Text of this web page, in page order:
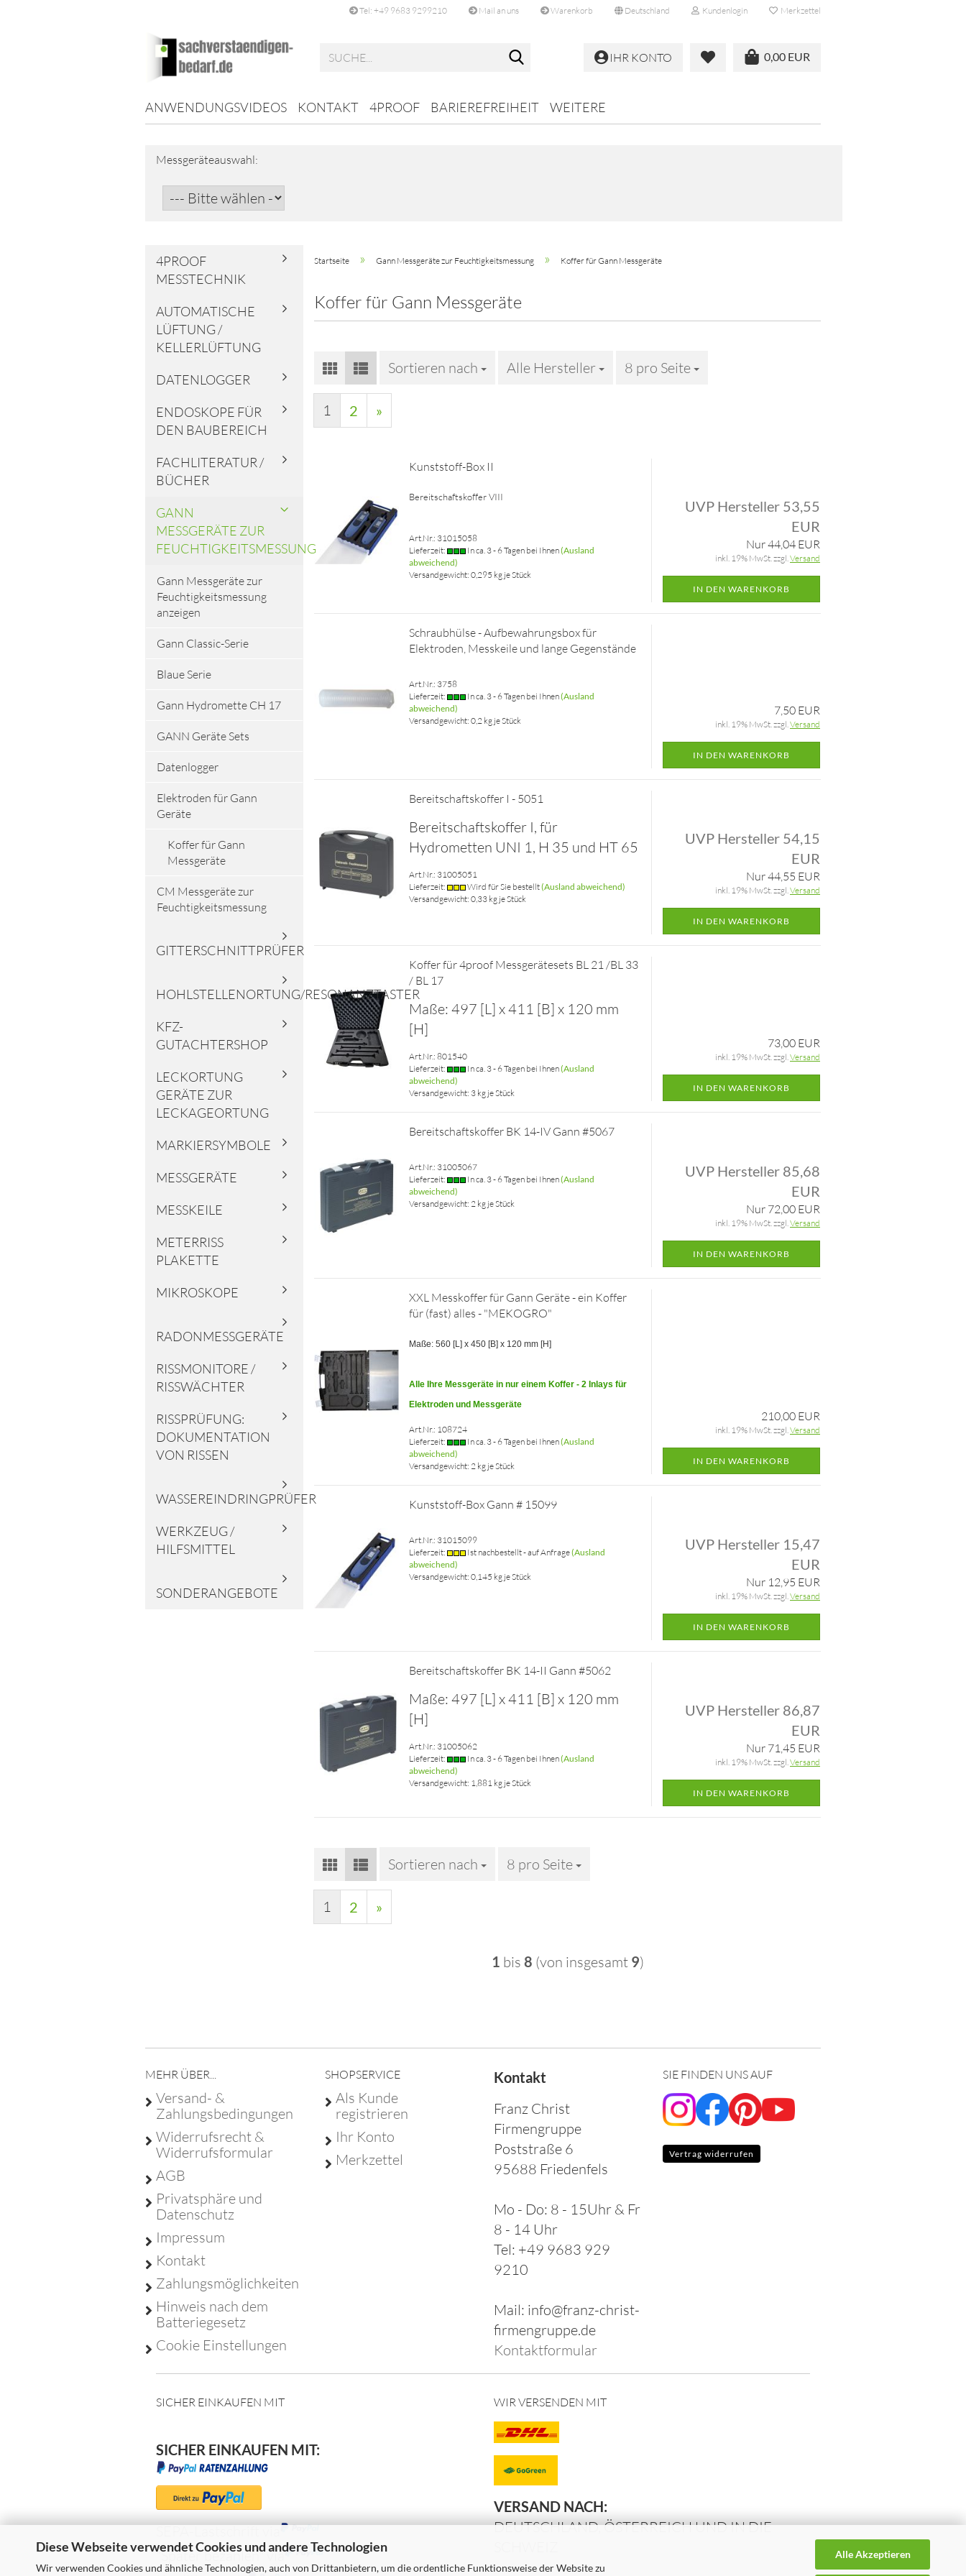
Diese Webseite verwendet Cookies und andere Technologien
Wir verwenden Cookies und ähnliche Technologien, auch von Drittanbietern, um die ordentliche Funktionsweise der Website zu
Alle Akzeptieren
Tel: +49 9683 9299210 Mail an uns Warenkorb Deutschland Kundenlogin Merkzettel
0,00 EUR
IHR KONTO
ANWENDUNGSVIDEOS KONTAKT 4PROOF BARIEREFREIHEIT WEITERE
Messgeräteauswahl:
Startseite » Gann Messgeräte zur Feuchtigkeitsmessung » Koffer für Gann Messgeräte
Koffer für Gann Messgeräte
Sortieren nach
Sortieren nach Alle Hersteller 8 pro Seite
pro Seite
1 2 »
Kunststoff-Box II
Bereitschaftskoffer VIII
Art.Nr.: 31015058
Lieferzeit:
In ca. 3 - 6 Tagen bei Ihnen(Ausland
abweichend)
Versandgewicht: 0,295 kg je Stück
UVP Hersteller 53,55
EUR
Nur 44,04 EUR
inkl. 19% MwSt. zzgl.Versand
IN DEN WARENKORB
Schraubhülse - Aufbewahrungsbox für
Elektroden, Messkeile und lange Gegenstände
Art.Nr.: 3758
Lieferzeit:
In ca. 3 - 6 Tagen bei Ihnen(Ausland
abweichend)
Versandgewicht: 0,2 kg je Stück
7,50 EUR
inkl. 19% MwSt. zzgl.Versand
IN DEN WARENKORB
Bereitschaftskoffer I - 5051
Bereitschaftskoffer I, für
Hydrometten UNI 1, H 35 und HT 65
Art.Nr.: 31005051
Lieferzeit:
Wird für Sie bestellt(Ausland abweichend)
Versandgewicht: 0,33 kg je Stück
UVP Hersteller 54,15
EUR
Nur 44,55 EUR
inkl. 19% MwSt. zzgl.Versand
IN DEN WARENKORB
Koffer für 4proof Messgerätesets BL 21 /BL 33
/ BL 17
Maße: 497 [L] x 411 [B] x 120 mm
[H]
Art.Nr.: 801540
Lieferzeit:
In ca. 3 - 6 Tagen bei Ihnen(Ausland
abweichend)
Versandgewicht: 3 kg je Stück
73,00 EUR
inkl. 19% MwSt. zzgl.Versand
IN DEN WARENKORB
Bereitschaftskoffer BK 14-IV Gann #5067
Art.Nr.: 31005067
Lieferzeit:
In ca. 3 - 6 Tagen bei Ihnen(Ausland
abweichend)
Versandgewicht: 2 kg je Stück
UVP Hersteller 85,68
EUR
Nur 72,00 EUR
inkl. 19% MwSt. zzgl.Versand
IN DEN WARENKORB
XXL Messkoffer für Gann Geräte - ein Koffer
für (fast) alles - "MEKOGRO"
Maße: 560 [L] x 450 [B] x 120 mm [H]
Alle Ihre Messgeräte in nur einem Koffer - 2 Inlays für
Elektroden und Messgeräte
Art.Nr.: 108724
Lieferzeit:
In ca. 3 - 6 Tagen bei Ihnen(Ausland
abweichend)
Versandgewicht: 2 kg je Stück
210,00 EUR
inkl. 19% MwSt. zzgl.Versand
IN DEN WARENKORB
Kunststoff-Box Gann # 15099
Art.Nr.: 31015099
Lieferzeit:
Ist nachbestellt - auf Anfrage(Ausland
abweichend)
Versandgewicht: 0,145 kg je Stück
UVP Hersteller 15,47
EUR
Nur 12,95 EUR
inkl. 19% MwSt. zzgl.Versand
IN DEN WARENKORB
Bereitschaftskoffer BK 14-II Gann #5062
Maße: 497 [L] x 411 [B] x 120 mm
[H]
Art.Nr.: 31005062
Lieferzeit:
In ca. 3 - 6 Tagen bei Ihnen(Ausland
abweichend)
Versandgewicht: 1,881 kg je Stück
UVP Hersteller 86,87
EUR
Nur 71,45 EUR
inkl. 19% MwSt. zzgl.Versand
IN DEN WARENKORB
Sortieren nach
Sortieren nach 8 pro Seite
pro Seite
1 2 »
1 bis 8 (von insgesamt 9)
4PROOF
MESSTECHNIK
AUTOMATISCHE
LÜFTUNG /
KELLERLÜFTUNG
DATENLOGGER
ENDOSKOPE FÜR
DEN BAUBEREICH
FACHLITERATUR /
BÜCHER
GANN
MESSGERÄTE ZUR
FEUCHTIGKEITSMESSUNG
Gann Messgeräte zur
Feuchtigkeitsmessung
anzeigen
Gann Classic-Serie
Blaue Serie
Gann Hydromette CH 17
GANN Geräte Sets
Datenlogger
Elektroden für Gann
Geräte
Koffer für Gann
Messgeräte
CM Messgeräte zur
Feuchtigkeitsmessung
GITTERSCHNITTPRÜFER
HOHLSTELLENORTUNG/RESONANZTASTER
KFZ-
GUTACHTERSHOP
LECKORTUNG
GERÄTE ZUR
LECKAGEORTUNG
MARKIERSYMBOLE
MESSGERÄTE
MESSKEILE
METERRISS
PLAKETTE
MIKROSKOPE
RADONMESSGERÄTE
RISSMONITORE /
RISSWÄCHTER
RISSPRÜFUNG:
DOKUMENTATION
VON RISSEN
WASSEREINDRINGPRÜFER
WERKZEUG /
HILFSMITTEL
SONDERANGEBOTE
MEHR ÜBER...
Versand- &
Zahlungsbedingungen
Widerrufsrecht &
Widerrufsformular
AGB
Privatsphäre und
Datenschutz
Impressum
Kontakt
Zahlungsmöglichkeiten
Hinweis nach dem
Batteriegesetz
Cookie Einstellungen
SHOPSERVICE
Als Kunde
registrieren
Ihr Konto
Merkzettel
Kontakt
Franz Christ
Firmengruppe
Poststraße 6
95688 Friedenfels
Mo - Do: 8 - 15Uhr & Fr
8 - 14 Uhr
Tel: +49 9683 929
9210
Mail: info@franz-christ-
firmengruppe.de
Kontaktformular
SIE FINDEN UNS AUF
Vertrag widerrufen
SICHER EINKAUFEN MIT
SICHER EINKAUFEN MIT:
SEPA-Lastschrift via
"Später bezahlen" via
WIR VERSENDEN MIT
VERSAND NACH:
DEUTSCHLAND, ÖSTERREICH UND IN DIE